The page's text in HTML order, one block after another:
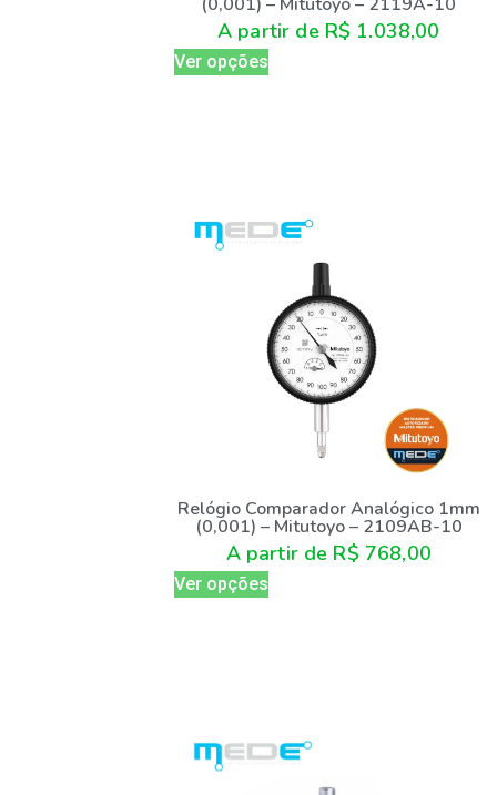
A partir de R$ 1.038,00
Ver opções
Relógio Comparador Analógico 1mm
(0,001) – Mitutoyo – 2109AB-10
A partir de R$ 768,00
Ver opções